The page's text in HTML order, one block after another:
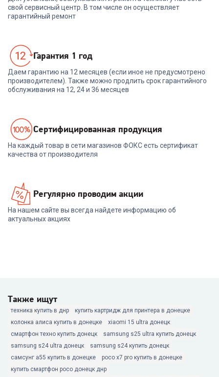
свой сервисный центр. В том числе он осуществляет
гарантийный ремонт
Гарантия 1 год
Даем гарантию на 12 месяцев (если иное не предусмотрено
производителем). Также можно продлить срок гарантийного
обслуживания на 12, 24 и 36 месяцев
Cертифицированная продукция
На каждый товар в сети магазинов ФОКС есть сертификат
качества от производителя
Регулярно проводим акции
На нашем сайте вы всегда найдете информацию об
актуальных акциях
Также ищут
техника купить в днр
купить картридж для принтера в донецке
колонка алиса купить в донецке
xiaomi 15 ultra донецк
смартфон техно купить донецк
samsung s25 ultra купить донецк
samsung s24 ultra донецк
samsung s24 купить донецк
самсунг а55 купить в донецке
poco x7 pro купить в донецке
купить смартфон poco донецк днр